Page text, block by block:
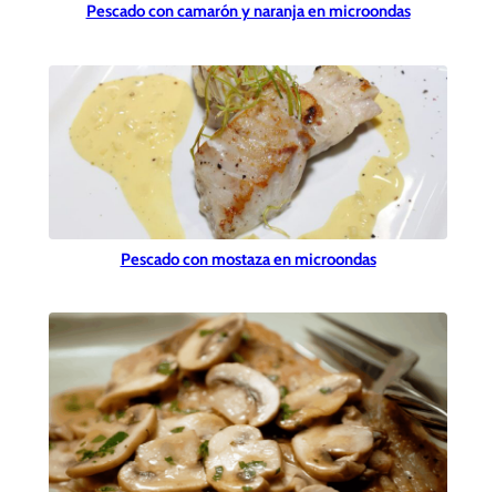
Pescado con camarón y naranja en microondas
Pescado con mostaza en microondas